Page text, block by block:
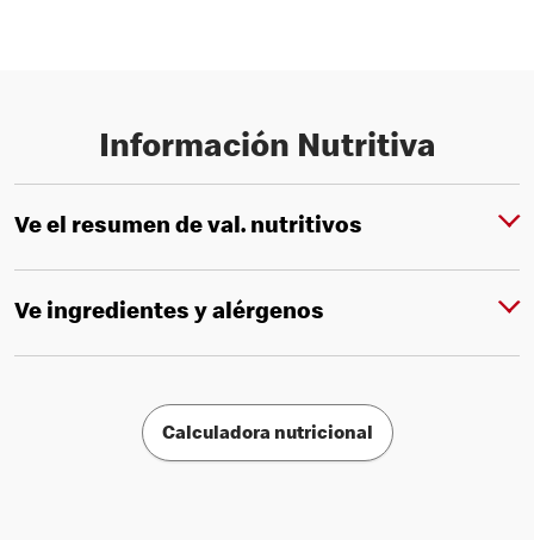
Información Nutritiva
Ve el resumen de val. nutritivos
Ve ingredientes y alérgenos
Calculadora nutricional